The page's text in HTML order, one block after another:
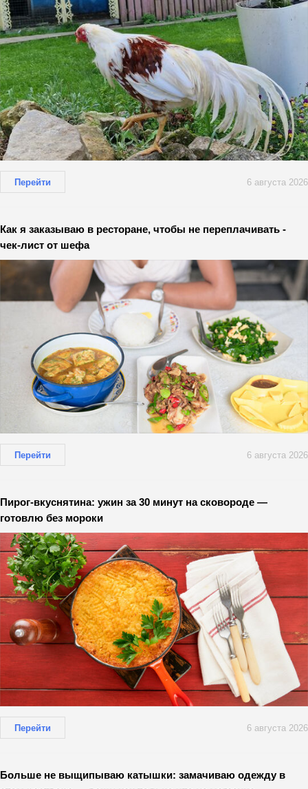
Перейти 6 августа 2026
Как я заказываю в ресторане, чтобы не переплачивать -
чек-лист от шефа
Перейти 6 августа 2026
Пирог-вкуснятина: ужин за 30 минут на сковороде —
готовлю без мороки
Перейти 6 августа 2026
Больше не выщипываю катышки: замачиваю одежду в